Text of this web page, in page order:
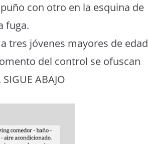
con otro en la esquina de
fuga.
tres jóvenes mayores de edad
del control se ofuscan
ABAJO